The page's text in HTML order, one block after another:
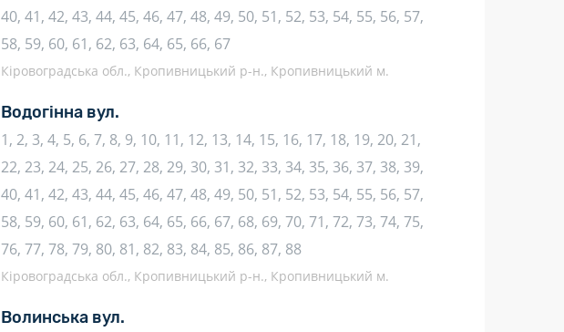
40, 41, 42, 43, 44, 45, 46, 47, 48, 49, 50, 51, 52, 53, 54, 55, 56, 57,
58, 59, 60, 61, 62, 63, 64, 65, 66, 67
Кіровоградська обл., Кропивницький р-н., Кропивницький м.
Водогінна вул.
1, 2, 3, 4, 5, 6, 7, 8, 9, 10, 11, 12, 13, 14, 15, 16, 17, 18, 19, 20, 21,
22, 23, 24, 25, 26, 27, 28, 29, 30, 31, 32, 33, 34, 35, 36, 37, 38, 39,
40, 41, 42, 43, 44, 45, 46, 47, 48, 49, 50, 51, 52, 53, 54, 55, 56, 57,
58, 59, 60, 61, 62, 63, 64, 65, 66, 67, 68, 69, 70, 71, 72, 73, 74, 75,
76, 77, 78, 79, 80, 81, 82, 83, 84, 85, 86, 87, 88
Кіровоградська обл., Кропивницький р-н., Кропивницький м.
Волинська вул.